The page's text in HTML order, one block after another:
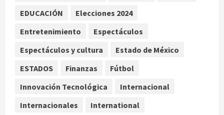
ciudad y la resistencia desde el
4
Jardín Hidalgo de Coyoacán atrae
en espacio polinizador
agosto 10, 2026
EDUCACIÓN
Elecciones 2024
Entretenimiento
Espectáculos
Espectáculos y cultura
Estado de México
ESTADOS
Finanzas
Fútbol
Innovación Tecnológica
Internacional
Internacionales
International